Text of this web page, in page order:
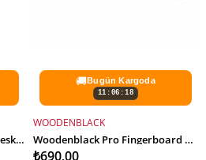
Woodenblack Fingerboard Desktop Stand
🚚Bugün Kargoda
11:06:16
SEPETE EKLE
WOODENBLACK
Woodenblack Pro Fingerboard Nut Tool
₺690,00